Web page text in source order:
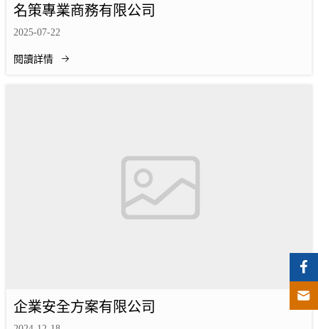
名策專業商務有限公司
2025-07-22
閱讀詳情
企業安全方案有限公司